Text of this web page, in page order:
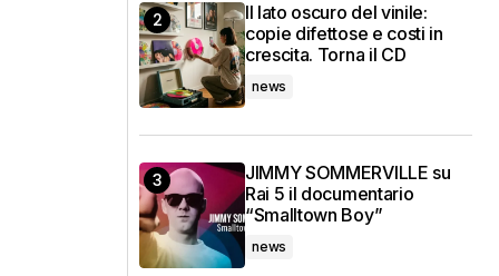
Il lato oscuro del vinile:
copie difettose e costi in
crescita. Torna il CD
news
JIMMY SOMMERVILLE su
Rai 5 il documentario
“Smalltown Boy”
news